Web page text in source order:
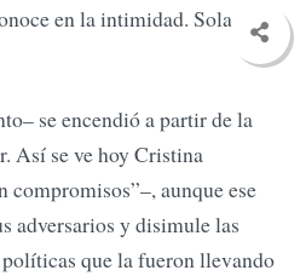
en la intimidad. Sola y
se encendió a partir de la
Así se ve hoy Cristina
compromisos”–, aunque ese
adversarios y disimule las
que la fueron llevando